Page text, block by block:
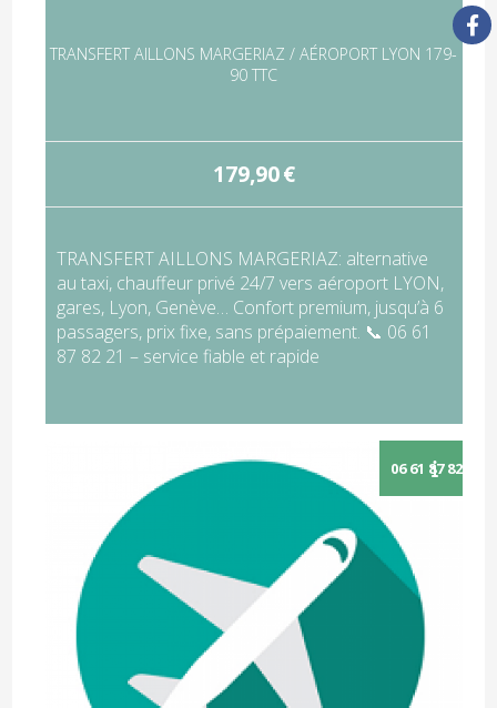
TRANSFERT AILLONS MARGERIAZ / AÉROPORT LYON 179-
90 TTC
179,90€
TRANSFERT AILLONS MARGERIAZ: alternative
au taxi, chauffeur privé 24/7 vers aéroport LYON,
gares, Lyon, Genève… Confort premium, jusqu’à 6
passagers, prix fixe, sans prépaiement. 📞 06 61
87 82 21 – service fiable et rapide